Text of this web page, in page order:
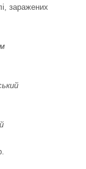
заражених